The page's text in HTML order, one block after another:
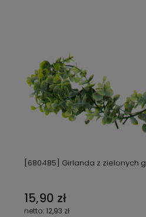
[680485] Girlanda z zielonych
15,90 zł
12,93 zł